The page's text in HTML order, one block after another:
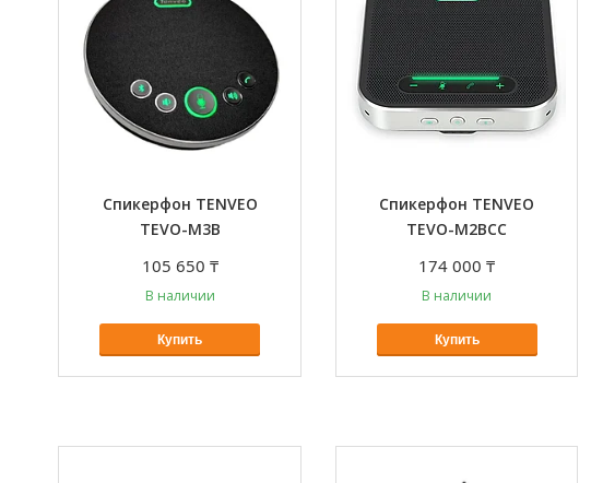
Спикерфон TENVEO
TEVO-M3B
105 650 ₸
В наличии
Купить
Спикерфон TENVEO
TEVO-M2BCC
174 000 ₸
В наличии
Купить